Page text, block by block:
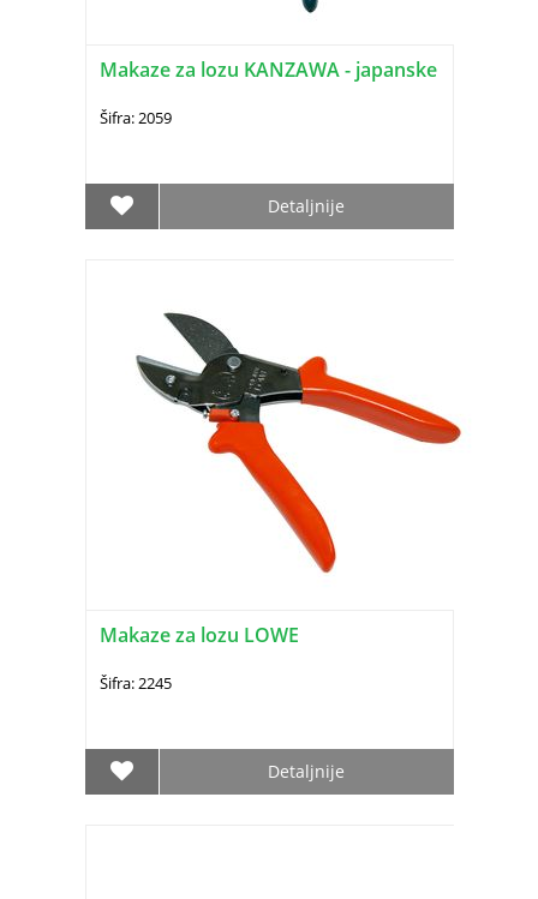
Makaze za lozu KANZAWA - japanske
Šifra: 2059
Detaljnije
Makaze za lozu LOWE
Šifra: 2245
Detaljnije